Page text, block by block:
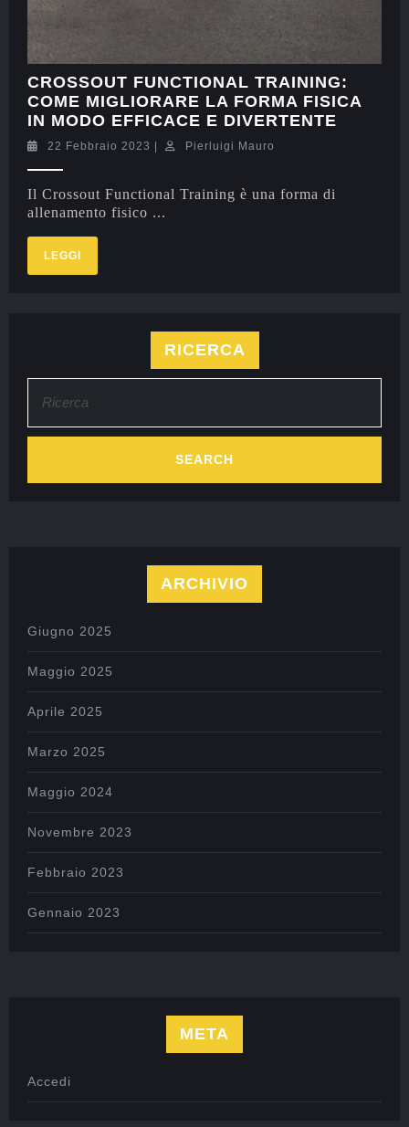
CROSSOUT FUNCTIONAL TRAINING:
COME MIGLIORARE LA FORMA FISICA
IN MODO EFFICACE E DIVERTENTE
22 Febbraio 2023 Pierluigi Mauro
Il Crossout Functional Training è una forma di
allenamento fisico ...
LEGGI
RICERCA
ARCHIVIO
Giugno 2025
Maggio 2025
Aprile 2025
Marzo 2025
Maggio 2024
Novembre 2023
Febbraio 2023
Gennaio 2023
META
Accedi